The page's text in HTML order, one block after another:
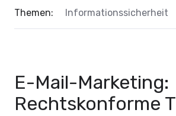
Themen: Informationssicherheit
E-Mail-Marketing:
Rechtskonforme